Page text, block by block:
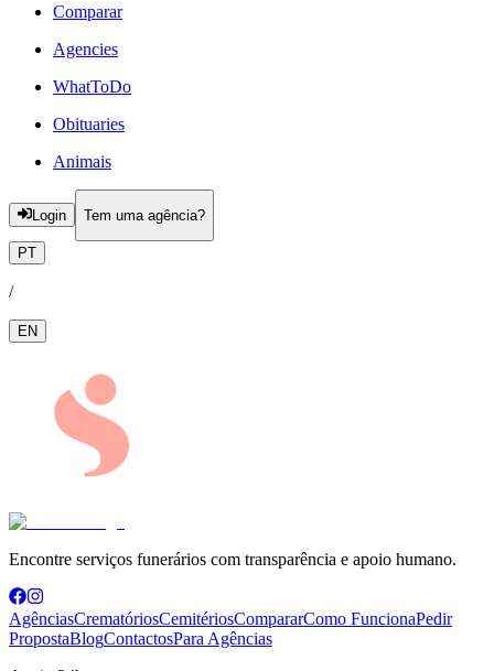
Comparar
Agencies
WhatToDo
Obituaries
Animais
Login Tem uma agência?
PT
/
EN
Encontre serviços funerários com transparência e apoio humano.
AgênciasCrematóriosCemitériosCompararComo FuncionaPedir
PropostaBlogContactosPara Agências